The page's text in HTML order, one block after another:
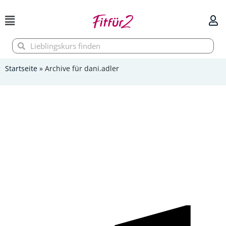
Inhalt
springen
SucheSuche
Startseite » Archive für dani.adler